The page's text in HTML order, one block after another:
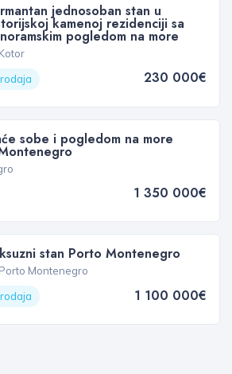
jednosoban stan u
kamenoj rezidenciji sa
pogledom na more
Kotor
230 000€
sobe i pogledom na more
1 350 000€
stan Porto Montenegro
Porto Montenegro
1 100 000€